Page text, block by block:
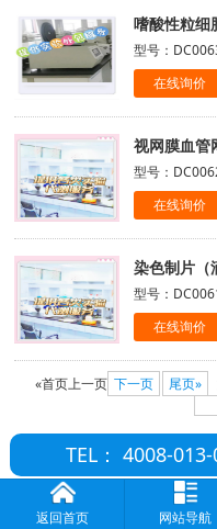
嗜酸性粒细
型号：
在线询价
视网膜血管
型号：
在线询价
染色制片（
型号：
在线询价
«首页上一页 下一页 尾页»
TEL： 4008-
返回首页 网站导航